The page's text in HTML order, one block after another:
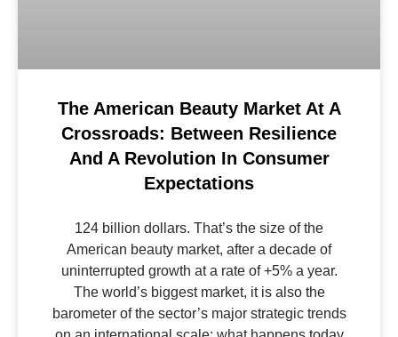
The American Beauty Market At A
Crossroads: Between Resilience
And A Revolution In Consumer
Expectations
124 billion dollars. That’s the size of the
American beauty market, after a decade of
uninterrupted growth at a rate of +5% a year.
The world’s biggest market, it is also the
barometer of the sector’s major strategic trends